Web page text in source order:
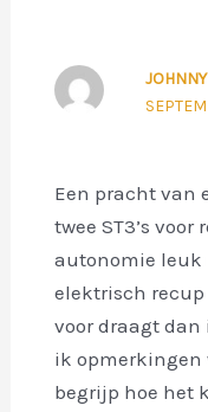
JOHNNY
Een pracht van
twee ST3’s voor
autonomie leuk
elektrisch recup
voor draagt dan
ik
begrijp hoe het